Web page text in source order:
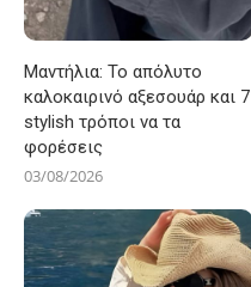
Μαντήλια: Το απόλυτο
καλοκαιρινό αξεσουάρ και 7
stylish τρόποι να τα
φορέσεις
03/08/2026